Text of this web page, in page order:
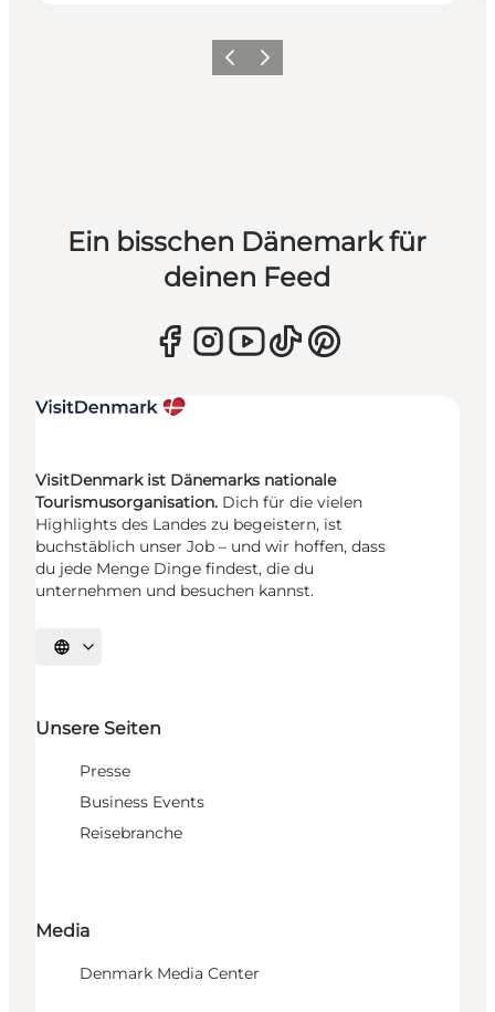
ZurückWeiter
Ein bisschen Dänemark für
deinen Feed
VisitDenmark ist Dänemarks nationale
Tourismusorganisation. Dich für die vielen
Highlights des Landes zu begeistern, ist
buchstäblich unser Job – und wir hoffen, dass
du jede Menge Dinge findest, die du
unternehmen und besuchen kannst.
Sprache auswählen
Unsere Seiten
Presse
Business Events
Reisebranche
Media
Denmark Media Center